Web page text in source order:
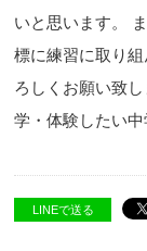
いと思います。
標に練習に取り
ろしくお願い致
学・体験したい中
LINEで送る